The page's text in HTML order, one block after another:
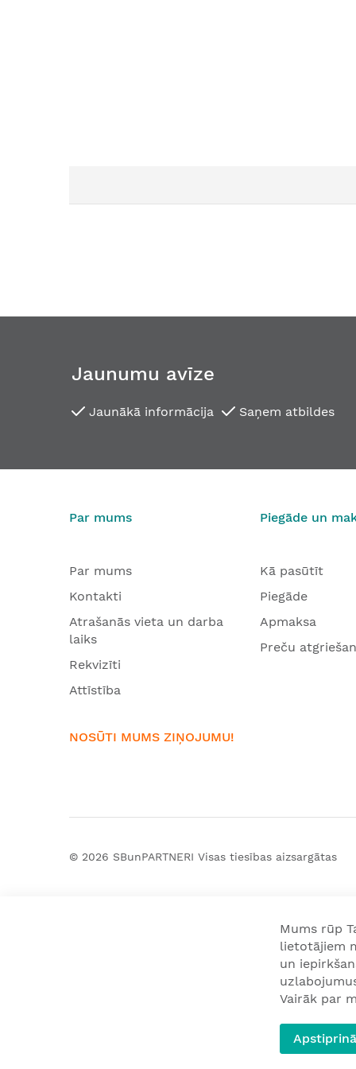
No 40,24 €
Jaunumu avīze
Jaunākā informācija Saņem atbildes
Par mums
Par mums
Kontakti
Atrašanās vieta un darba
laiks
Rekvizīti
Attīstība
NOSŪTI MUMS ZIŅOJUMU!
Piegāde un
Kā pasūtīt
Piegāde
Apmaksa
Preču
© 2026 SBunPARTNERI Visas tiesības aizsargātas
Mums rūp
lietotājiem
un
Vairāk par